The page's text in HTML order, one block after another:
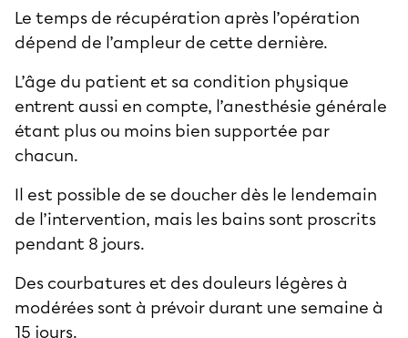
Le temps de récupération après l’opération
dépend de l’ampleur de cette dernière.
L’âge du patient et sa condition physique
entrent aussi en compte, l’anesthésie générale
étant plus ou moins bien supportée par
chacun.
Il est possible de se doucher dès le lendemain
de l’intervention, mais les bains sont proscrits
pendant 8 jours.
Des courbatures et des douleurs légères à
modérées sont à prévoir durant une semaine à
15 jours.